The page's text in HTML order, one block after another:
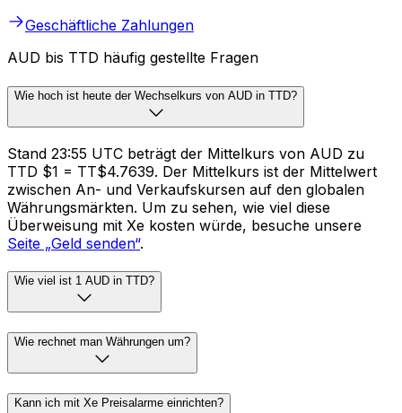
Geschäftliche Zahlungen
AUD bis TTD häufig gestellte Fragen
Wie hoch ist heute der Wechselkurs von AUD in TTD?
Stand 23:55 UTC beträgt der Mittelkurs von AUD zu
TTD $1 = TT$4.7639. Der Mittelkurs ist der Mittelwert
zwischen An- und Verkaufskursen auf den globalen
Währungsmärkten. Um zu sehen, wie viel diese
Überweisung mit Xe kosten würde, besuche unsere
Seite „Geld senden“.
Wie viel ist 1 AUD in TTD?
Wie rechnet man Währungen um?
Kann ich mit Xe Preisalarme einrichten?